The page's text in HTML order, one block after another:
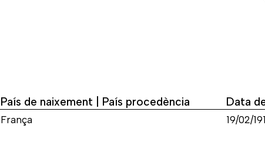
País de naixement | País procedència
França
Data
19/02/